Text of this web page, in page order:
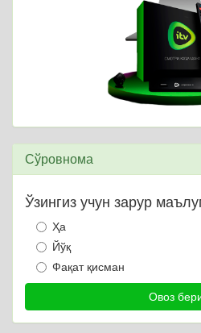
Сўровнома
Ўзингиз учун зарур
Ҳа
Йўқ
Фақат қисман